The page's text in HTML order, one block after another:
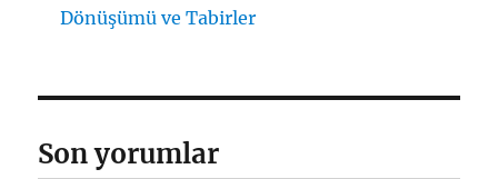
Dönüşümü ve Tabirler
Son yorumlar